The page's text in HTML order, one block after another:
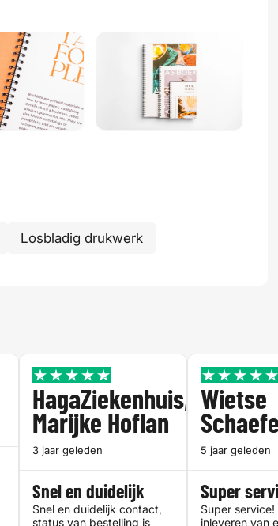
Losbladig drukwerk
HagaZiekenhuis,
Marijke Hoflan
3 jaar geleden
Snel en duidelijk
Snel en duidelijk contact,
status van bestelling is
Wietse
5 jaar geleden
Super
Super service!
inleveren van